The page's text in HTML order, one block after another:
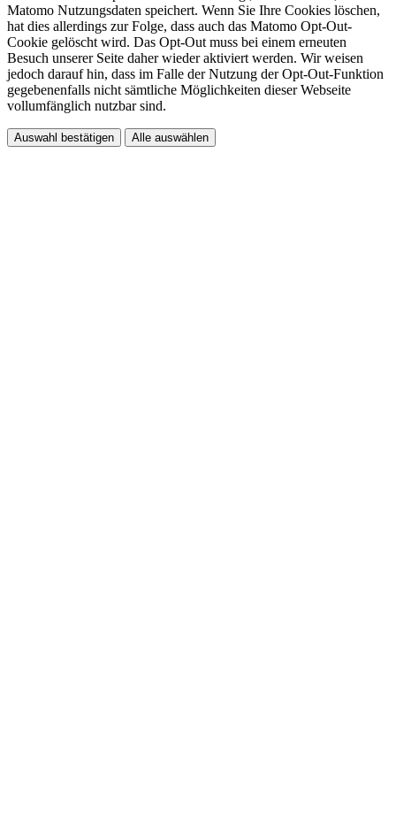
Matomo Nutzungsdaten speichert. Wenn Sie Ihre Cookies löschen,
hat dies allerdings zur Folge, dass auch das Matomo Opt-Out-
Cookie gelöscht wird. Das Opt-Out muss bei einem erneuten
Besuch unserer Seite daher wieder aktiviert werden. Wir weisen
jedoch darauf hin, dass im Falle der Nutzung der Opt-Out-Funktion
gegebenenfalls nicht sämtliche Möglichkeiten dieser Webseite
vollumfänglich nutzbar sind.
Auswahl bestätigen Alle auswählen